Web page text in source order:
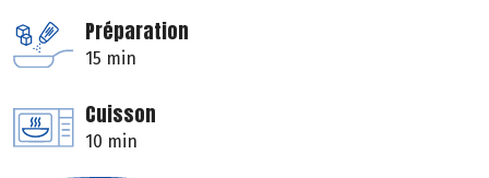
Préparation
15 min
Cuisson
10 min